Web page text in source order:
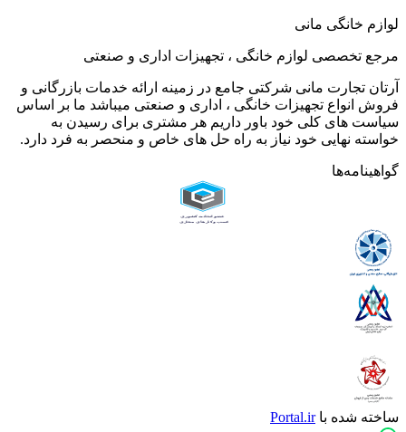
لوازم خانگی مانی
مرجع تخصصی لوازم خانگی ، تجهیزات اداری و صنعتی
آرتان تجارت مانی شرکتی جامع در زمینه ارائه خدمات بازرگانی و
فروش انواع تجهیزات خانگی ، اداری و صنعتی میباشد ما بر اساس
سیاست های کلی خود باور داریم هر مشتری برای رسیدن به
خواسته نهایی خود نیاز به راه حل های خاص و منحصر به فرد دارد.
گواهینامه‌ها
ساخته شده باPortal.ir